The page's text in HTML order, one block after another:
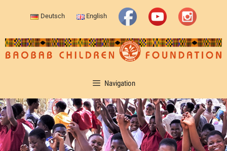
Deutsch English
Navigation